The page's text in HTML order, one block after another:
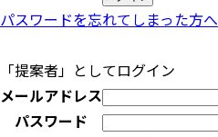
パスワードを忘れてしまった方へ
「提案者」としてログイン
メールアドレス
パスワード